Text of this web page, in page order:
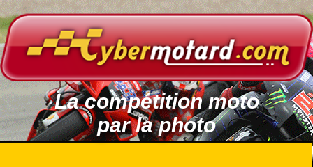
La compétition moto
par la photo